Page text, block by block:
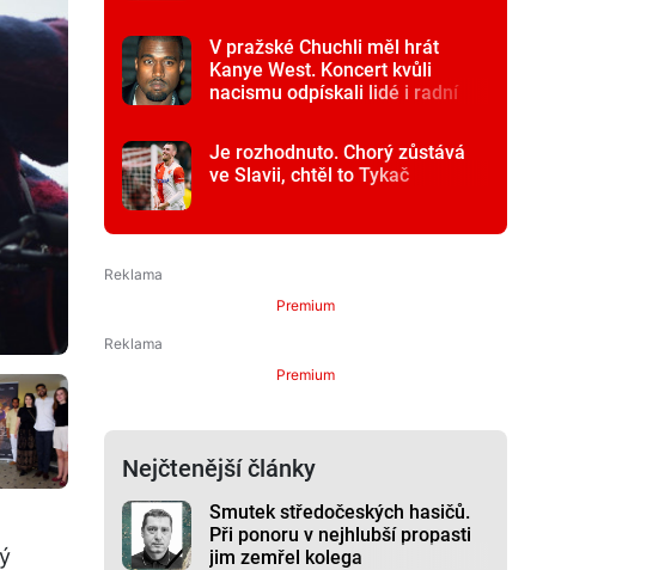
V pražské Chuchli měl hrát
Kanye West. Koncert kvůli
nacismu odpískali lidé i radní
Je rozhodnuto. Chorý zůstává
ve Slavii, chtěl to Tykač
Premium
Premium
Nejčtenější články
Smutek středočeských hasičů.
Při ponoru v nejhlubší propasti
jim zemřel kolega